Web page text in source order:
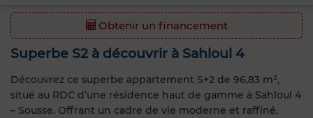
Obtenir un financement
Superbe S2 à découvrir à Sahloul 4
Découvrez ce superbe appartement S+2 de 96,83 m²,
situé au RDC d’une résidence haut de gamme à Sahloul 4
– Sousse. Offrant un cadre de vie moderne et raffiné,